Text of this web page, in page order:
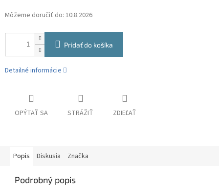
Môžeme doručiť do: 10.8.2026
Pridať do košíka
Detailné informácie
OPÝTAŤ SA STRÁŽIŤ ZDIEĽAŤ
Popis Diskusia Značka
Podrobný popis